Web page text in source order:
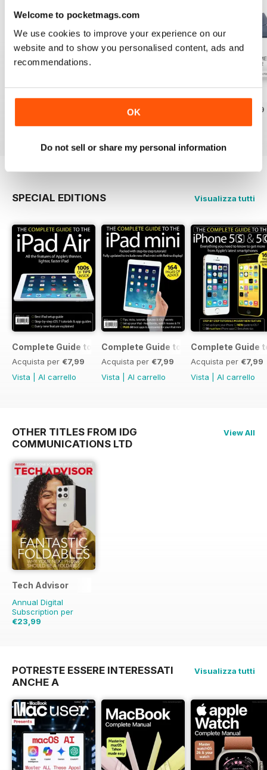
Welcome to pocketmags.com
We use cookies to improve your experience on our
website and to show you personalised content, ads and
recommendations.
OK
Do not sell or share my personal information
Vista|Al carrello
Acquista per
Vista|Al carrello
€3,49
Vista|Al carrello
SPECIAL EDITIONS Visualizza tutti
Complete Guide to the iPad Air
Acquista per €7,99
Vista
Al carrello
Complete Guide to the iPad mini
Acquista per €7,99
Vista
Al carrello
Complete Guide
Acquista per €7,99
Vista
Al carrello
OTHER TITLES FROM IDG
COMMUNICATIONS LTD
View All
Tech Advisor
Annual Digital
Subscription per
€23,99
POTRESTE ESSERE INTERESSATI
ANCHE A
Visualizza tutti